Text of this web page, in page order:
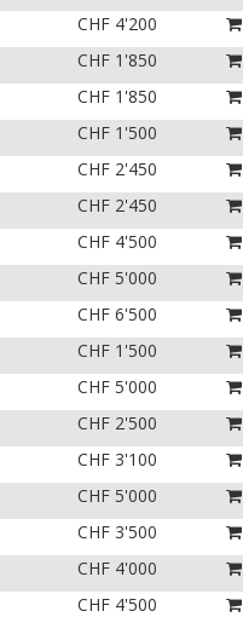
CHF 4'200
CHF 1'850
CHF 1'850
CHF 1'500
CHF 2'450
CHF 2'450
CHF 4'500
CHF 5'000
CHF 6'500
CHF 1'500
CHF 5'000
CHF 2'500
CHF 3'100
CHF 5'000
CHF 3'500
CHF 4'000
CHF 4'500